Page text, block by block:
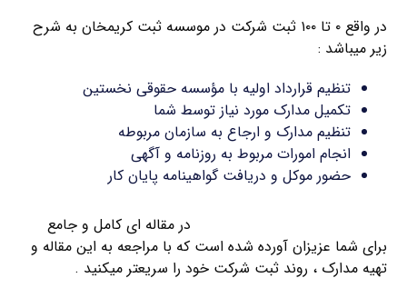
در واقع ۰ تا ۱۰۰ ثبت شرکت در موسسه ثبت کریمخان به شرح
زیر میباشد :
تنظیم قرارداد اولیه با مؤسسه حقوقی نخستین
تکمیل مدارک مورد نیاز توسط شما
تنظیم مدارک و ارجاع به سازمان مربوطه
انجام امورات مربوط به روزنامه و آگهی
حضور موکل و دریافت گواهینامه پایان کار
در مقاله ای کامل و جامع
برای شما عزیزان آورده شده است که با مراجعه به این مقاله و
تهیه مدارک ، روند ثبت شرکت خود را سریعتر میکنید .